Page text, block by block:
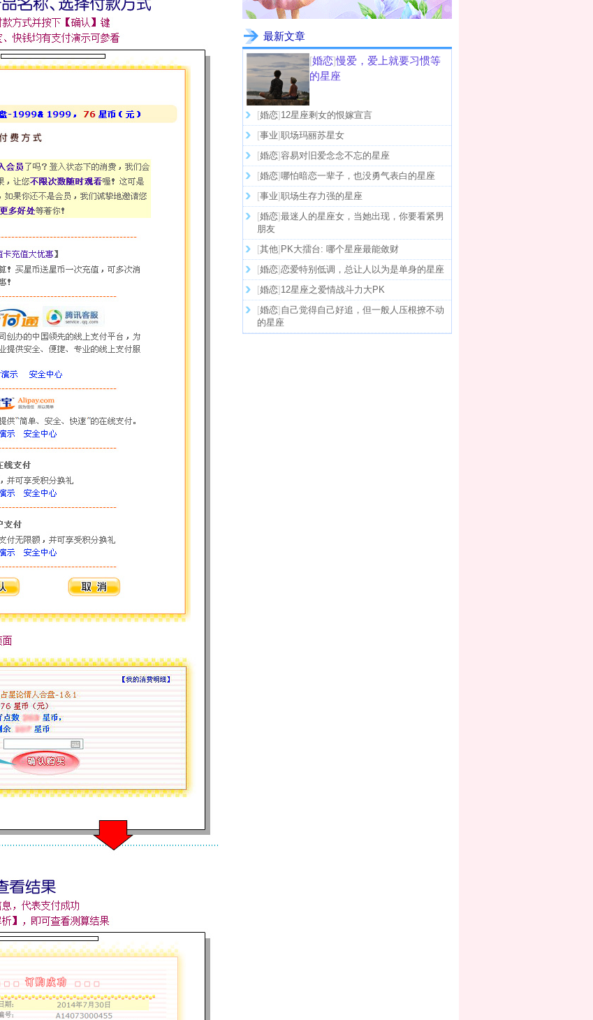
最新文章
[婚恋]慢爱，爱上就要习惯等
的星座
[婚恋] 12星座剩女的恨嫁宣言
[事业]职场玛丽苏星女
[婚恋]容易对旧爱念念不忘的星座
[婚恋]哪怕暗恋一辈子，也没勇气表白的星座
[事业]职场生存力强的星座
[婚恋]最迷人的星座女，当她出现，你要看紧男
朋友
[其他] PK大擂台: 哪个星座最能敛财
[婚恋]恋爱特别低调，总让人以为是单身的星座
[婚恋] 12星座之爱情战斗力大PK
[婚恋] 自己觉得自己好追，但一般人压根撩不动
的星座